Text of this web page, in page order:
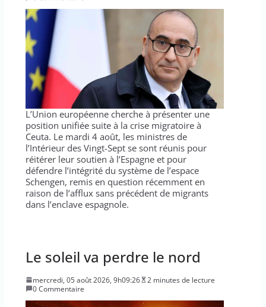
L’Union européenne cherche à présenter une
position unifiée suite à la crise migratoire à
Ceuta. Le mardi 4 août, les ministres de
l’Intérieur des Vingt-Sept se sont réunis pour
réitérer leur soutien à l’Espagne et pour
défendre l’intégrité du système de l’espace
Schengen, remis en question récemment en
raison de l’afflux sans précédent de migrants
dans l’enclave espagnole.
Le soleil va perdre le nord
mercredi, 05 août 2026, 9h09:26
2 minutes de lecture
0 Commentaire